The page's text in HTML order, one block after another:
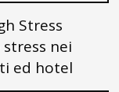
Stress
nei
ed hotel